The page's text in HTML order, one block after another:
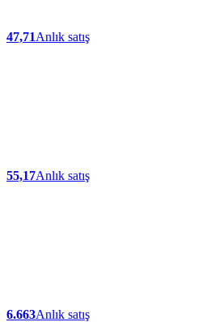
47,71Anlık satış
55,17Anlık satış
6.663Anlık satış